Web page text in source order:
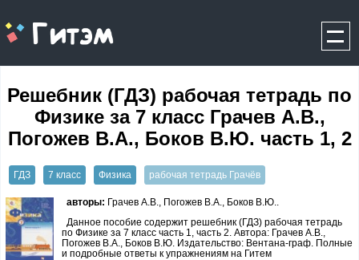
gitem.me
Решебник (ГДЗ) рабочая тетрадь по
Физике за 7 класс Грачев А.В.,
Погожев В.А., Боков В.Ю. часть 1, 2
ГДЗ 7 класс Физика рабочая тетрадь Грачёв
авторы: Грачев А.В., Погожев В.А., Боков В.Ю..
Данное пособие содержит решебник (ГДЗ) рабочая тетрадь
по Физике за 7 класс часть 1, часть 2. Автора: Грачев А.В.,
Погожев В.А., Боков В.Ю. Издательство: Вентана-граф. Полные
и подробные ответы к упражнениям на Гитем